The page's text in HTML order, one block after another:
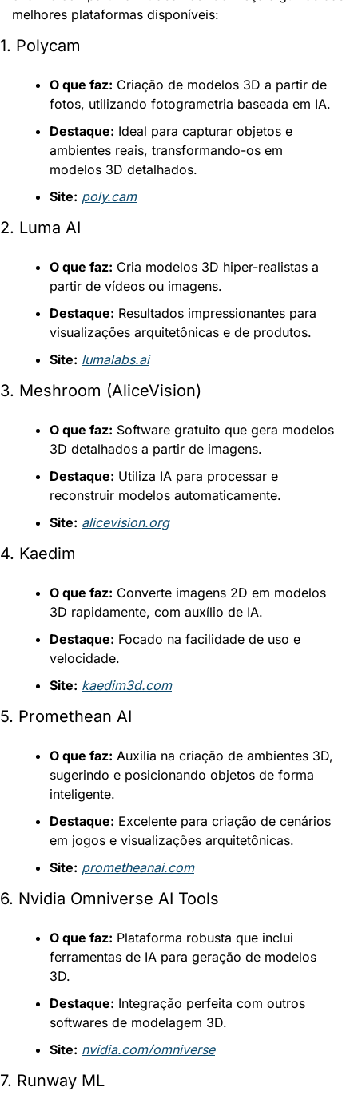
melhores plataformas disponíveis:
1. Polycam
O que faz: Criação de modelos 3D a partir de
fotos, utilizando fotogrametria baseada em IA.
Destaque: Ideal para capturar objetos e
ambientes reais, transformando-os em
modelos 3D detalhados.
Site: poly.cam
2. Luma AI
O que faz: Cria modelos 3D hiper-realistas a
partir de vídeos ou imagens.
Destaque: Resultados impressionantes para
visualizações arquitetônicas e de produtos.
Site: lumalabs.ai
3. Meshroom (AliceVision)
O que faz: Software gratuito que gera modelos
3D detalhados a partir de imagens.
Destaque: Utiliza IA para processar e
reconstruir modelos automaticamente.
Site: alicevision.org
4. Kaedim
O que faz: Converte imagens 2D em modelos
3D rapidamente, com auxílio de IA.
Destaque: Focado na facilidade de uso e
velocidade.
Site: kaedim3d.com
5. Promethean AI
O que faz: Auxilia na criação de ambientes 3D,
sugerindo e posicionando objetos de forma
inteligente.
Destaque: Excelente para criação de cenários
em jogos e visualizações arquitetônicas.
Site: prometheanai.com
6. Nvidia Omniverse AI Tools
O que faz: Plataforma robusta que inclui
ferramentas de IA para geração de modelos
3D.
Destaque: Integração perfeita com outros
softwares de modelagem 3D.
Site: nvidia.com/omniverse
7. Runway ML